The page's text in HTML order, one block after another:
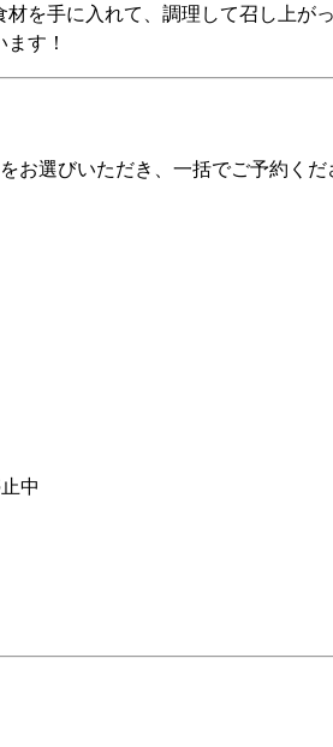
を手に入れて、調理して召し上がっ
す！
お選びいただき、一括でご予約くだ
中